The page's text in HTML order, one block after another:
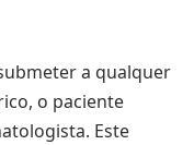
a qualquer
o paciente
Este